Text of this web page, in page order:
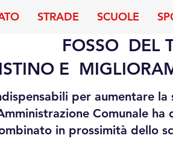
STRADE SCUOLE
FOSSO DEL
E
per aumentare
Comunale ha
in prossimità dello